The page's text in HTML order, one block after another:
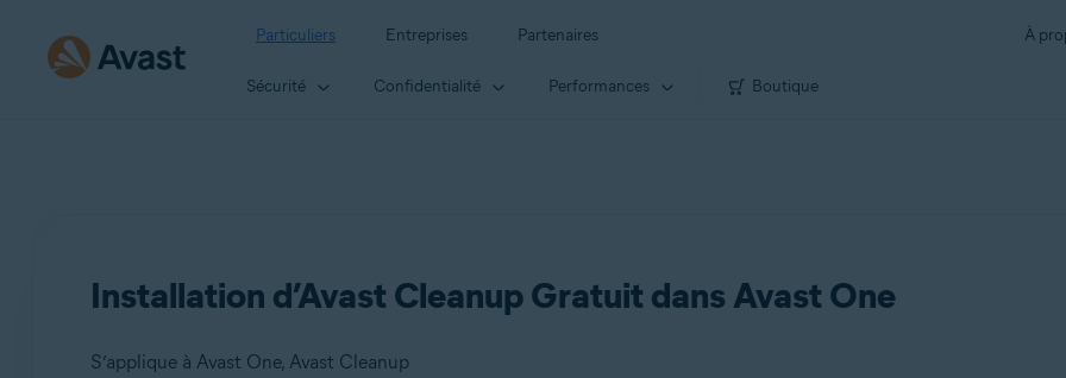
Particuliers Entreprises Partenaires À
Sécurité Confidentialité Performances Boutique
Installation d’Avast Cleanup Gratuit dans Avast One
S’applique à Avast One, Avast Cleanup